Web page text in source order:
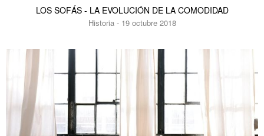
LOS SOFÁS - LA EVOLUCIÓN DE LA COMODIDAD
Historia - 19 octubre 2018